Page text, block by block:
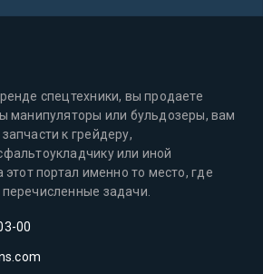
спецтехники, вы продаете
манипуляторы или бульдозеры, вам
к грейдеру,
или иной
этот портал именно то место, где
задачи.
00